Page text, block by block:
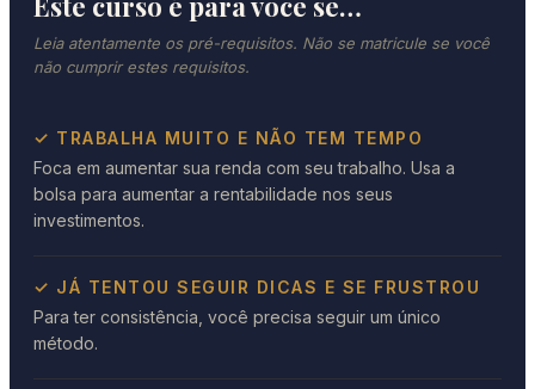
Leia atentamente os pré-requisitos. Não se matricule se você
não cumprir estes requisitos.
✓ TRABALHA MUITO E NÃO TEM TEMPO
Foca em aumentar sua renda com seu trabalho. Usa a
bolsa para aumentar a rentabilidade nos seus
investimentos.
✓ JÁ TENTOU SEGUIR DICAS E SE FRUSTROU
Para ter consistência, você precisa seguir um único
método.